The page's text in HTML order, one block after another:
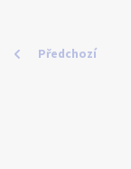
Předchozí